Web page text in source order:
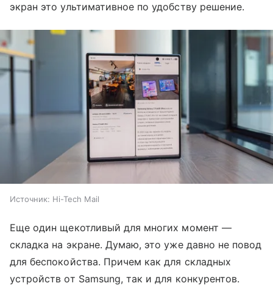
экран это ультимативное по удобству решение.
Источник: Hi-Tech Mail
Еще один щекотливый для многих момент —
складка на экране. Думаю, это уже давно не повод
для беспокойства. Причем как для складных
устройств от Samsung, так и для конкурентов.